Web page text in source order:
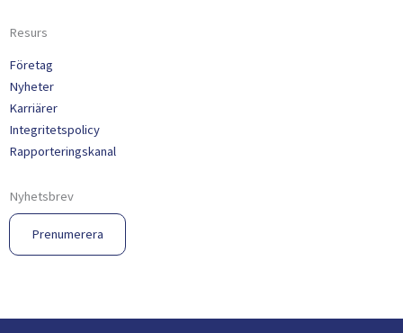
Resurs
Företag
Nyheter
Karriärer
Integritetspolicy
Rapporteringskanal
Nyhetsbrev
Prenumerera